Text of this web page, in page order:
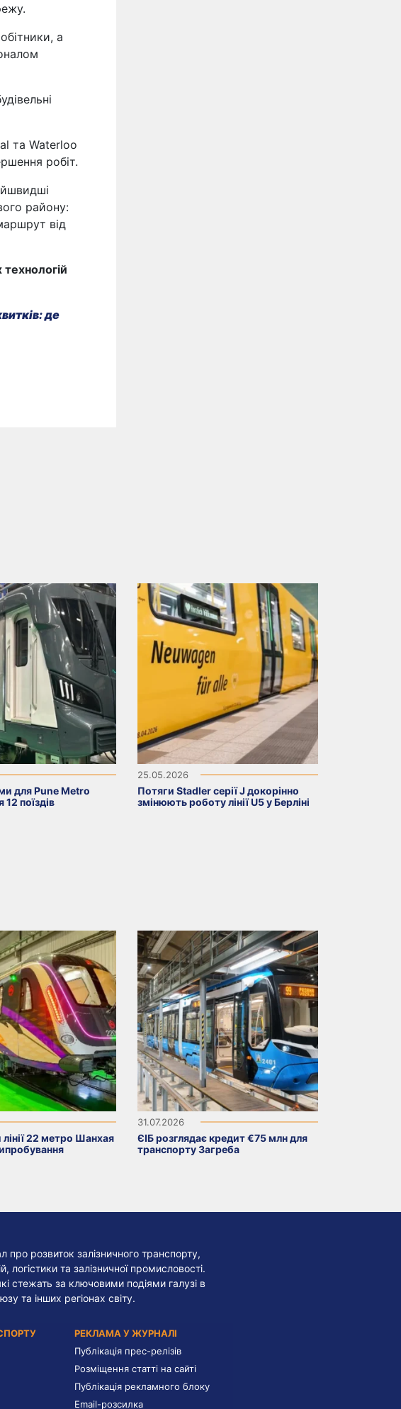
а
та Waterloo
робіт.
району:
від
технологій
де
для Pune Metro
поїздів
25.05.2026
Потяги Stadler серії J докорінно
змінюють роботу лінії U5 у Берліні
лінії 22 метро Шанхая
31.07.2026
ЄІБ розглядає кредит €75 млн для
транспорту Загреба
про розвиток залізничного транспорту,
та залізничної промисловості.
стежать за ключовими подіями галузі в
та інших регіонах світу.
РЕКЛАМА У ЖУРНАЛІ
Публікація прес-релізів
Розміщення статті на сайті
Публікація рекламного блоку
Email-розсилка